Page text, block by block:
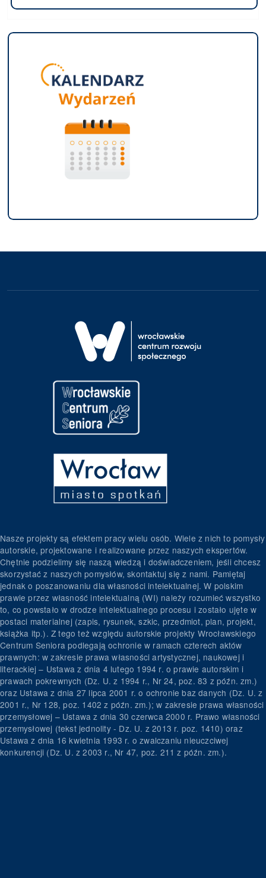
Nasze projekty są efektem pracy wielu osób. Wiele z nich to pomysły
autorskie, projektowane i realizowane przez naszych ekspertów.
Chętnie podzielimy się naszą wiedzą i doświadczeniem, jeśli chcesz
skorzystać z naszych pomysłów, skontaktuj się z nami. Pamiętaj
jednak o poszanowaniu dla własności intelektualnej. W polskim
prawie przez własność intelektualną (WI) należy rozumieć wszystko
to, co powstało w drodze intelektualnego procesu i zostało ujęte w
postaci materialnej (zapis, rysunek, szkic, przedmiot, plan, projekt,
książka itp.). Z tego też względu autorskie projekty Wrocławskiego
Centrum Seniora podlegają ochronie w ramach czterech aktów
prawnych: w zakresie prawa własności artystycznej, naukowej i
literackiej – Ustawa z dnia 4 lutego 1994 r. o prawie autorskim i
prawach pokrewnych (Dz. U. z 1994 r., Nr 24, poz. 83 z późn. zm.)
oraz Ustawa z dnia 27 lipca 2001 r. o ochronie baz danych (Dz. U. z
2001 r., Nr 128, poz. 1402 z późn. zm.); w zakresie prawa własności
przemysłowej – Ustawa z dnia 30 czerwca 2000 r. Prawo własności
przemysłowej (tekst jednolity - Dz. U. z 2013 r. poz. 1410) oraz
Ustawa z dnia 16 kwietnia 1993 r. o zwalczaniu nieuczciwej
konkurencji (Dz. U. z 2003 r., Nr 47, poz. 211 z późn. zm.).